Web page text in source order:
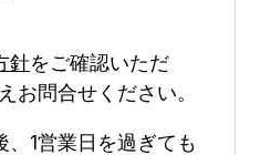
針をご確認いただ
お問合せください。
、1営業日を過ぎても